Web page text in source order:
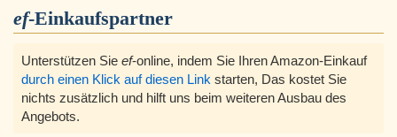
ef-Einkaufspartner
Unterstützen Sie ef-online, indem Sie Ihren Amazon-Einkauf
durch einen Klick auf diesen Link starten, Das kostet Sie
nichts zusätzlich und hilft uns beim weiteren Ausbau des
Angebots.